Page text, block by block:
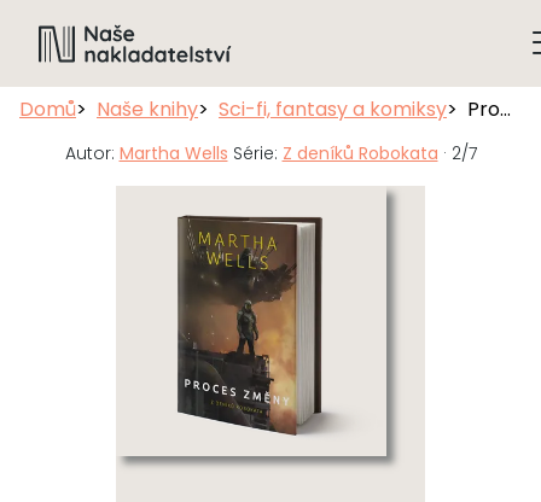
Domů Naše knihy Sci-fi, fantasy a komiksy Proces změny
Autor: Martha Wells Série: Z deníků Robokata · 2/7